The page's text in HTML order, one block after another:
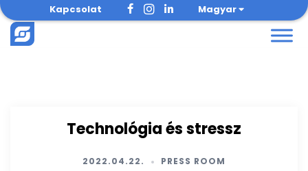
Skip
to
content
Kapcsolat Magyar
Technológia és stressz
2022.04.22. PRESS ROOM